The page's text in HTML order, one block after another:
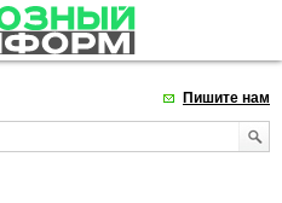
Пишите нам